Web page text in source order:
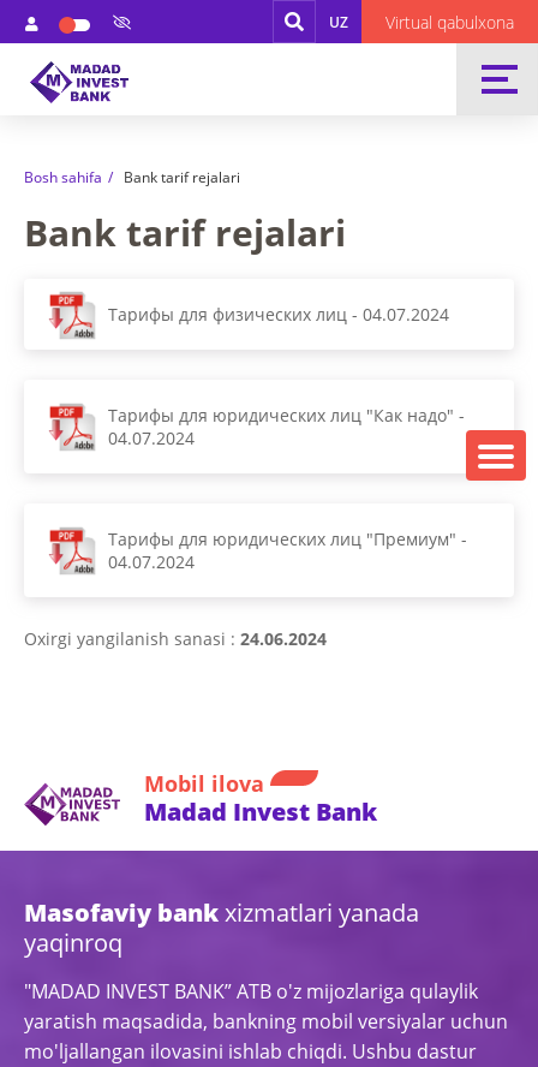
UZ Virtual qabulxona
Bosh sahifa Bank tarif rejalari
Bank tarif rejalari
Тарифы для физических лиц - 04.07.2024
Тарифы для юридических лиц "Как надо" -
04.07.2024
Тарифы для юридических лиц "Премиум" -
04.07.2024
Oxirgi yangilanish sanasi : 24.06.2024
Mobil ilova
Madad Invest Bank
Masofaviy bankxizmatlari yanada
yaqinroq
"MADAD INVEST BANK” ATB o'z mijozlariga qulaylik
yaratish maqsadida, bankning mobil versiyalar uchun
mo'ljallangan ilovasini ishlab chiqdi. Ushbu dastur